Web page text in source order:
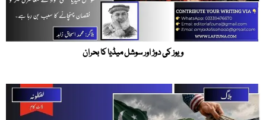
ویوز کی دوڑ اور سوشل میڈیا کا بحران